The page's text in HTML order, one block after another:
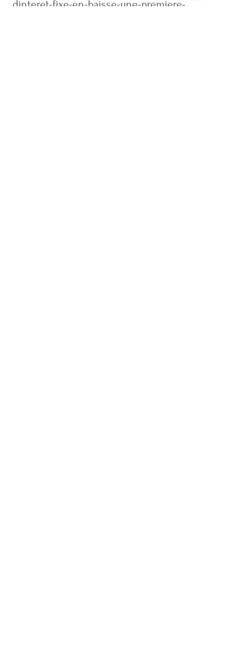
dinteret-fixe-en-baisse-une-premiere-